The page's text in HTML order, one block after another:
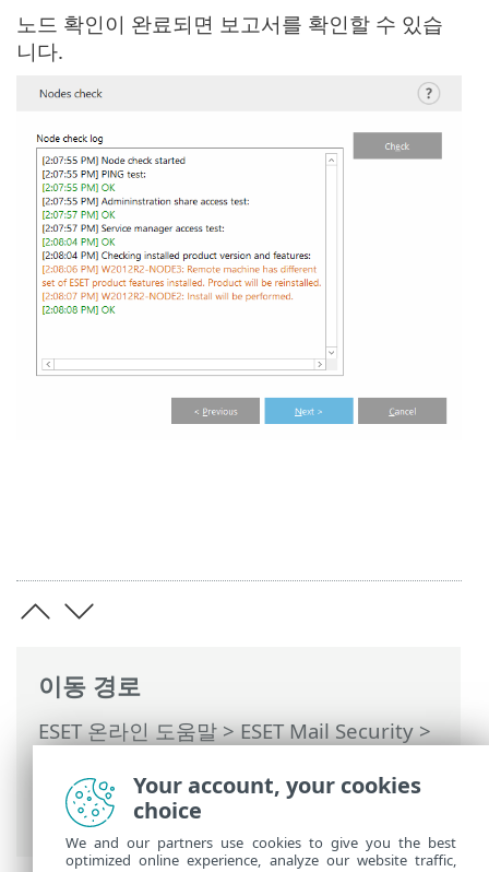
이동 경로
ESET 온라인 도움말>ESET Mail Security>
>클러스터> 클러스터 마법사 - 노드 확
노드 확인이 완료되면 보고서를 확인할 수 있습
니다.
Your account, your cookies
choice
We and our partners use cookies to give you the best
optimized online experience, analyze our website traffic,